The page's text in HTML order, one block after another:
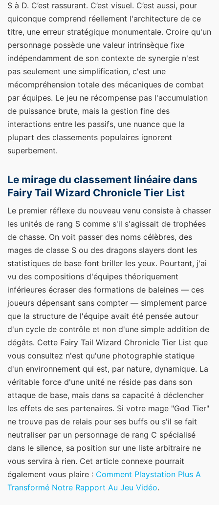
S à D. C’est rassurant. C’est visuel. C’est aussi, pour
quiconque comprend réellement l'architecture de ce
titre, une erreur stratégique monumentale. Croire qu'un
personnage possède une valeur intrinsèque fixe
indépendamment de son contexte de synergie n'est
pas seulement une simplification, c'est une
mécompréhension totale des mécaniques de combat
par équipes. Le jeu ne récompense pas l'accumulation
de puissance brute, mais la gestion fine des
interactions entre les passifs, une nuance que la
plupart des classements populaires ignorent
superbement.
Le mirage du classement linéaire dans
Fairy Tail Wizard Chronicle Tier List
Le premier réflexe du nouveau venu consiste à chasser
les unités de rang S comme s'il s'agissait de trophées
de chasse. On voit passer des noms célèbres, des
mages de classe S ou des dragons slayers dont les
statistiques de base font briller les yeux. Pourtant, j'ai
vu des compositions d'équipes théoriquement
inférieures écraser des formations de baleines — ces
joueurs dépensant sans compter — simplement parce
que la structure de l'équipe avait été pensée autour
d'un cycle de contrôle et non d'une simple addition de
dégâts. Cette Fairy Tail Wizard Chronicle Tier List que
vous consultez n'est qu'une photographie statique
d'un environnement qui est, par nature, dynamique. La
véritable force d'une unité ne réside pas dans son
attaque de base, mais dans sa capacité à déclencher
les effets de ses partenaires. Si votre mage "God Tier"
ne trouve pas de relais pour ses buffs ou s'il se fait
neutraliser par un personnage de rang C spécialisé
dans le silence, sa position sur une liste arbitraire ne
vous servira à rien. Cet article connexe pourrait
également vous plaire : Comment Playstation Plus A
Transformé Notre Rapport Au Jeu Vidéo.